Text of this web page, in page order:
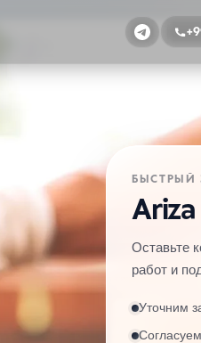
БЫСТРЫЙ
Оставьте
работ и
Уточним